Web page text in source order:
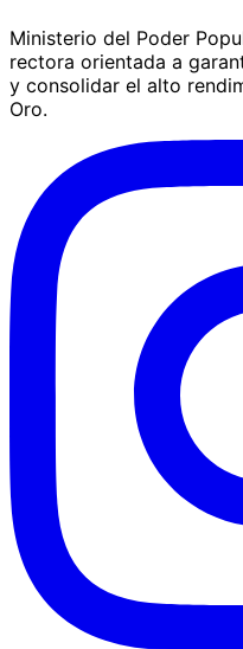
Ministerio del Poder
rectora orientada a
y consolidar el alto
Oro.